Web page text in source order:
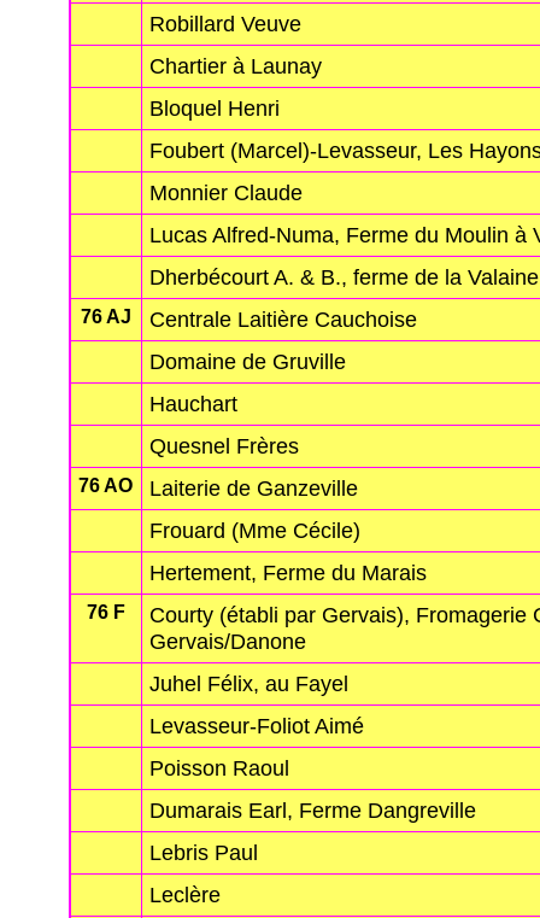
Robillard Veuve
Chartier à Launay
Bloquel Henri
Foubert (Marcel)-Levasseur, Les
Monnier Claude
Lucas Alfred-Numa, Ferme du Moulin à
Dherbécourt A. & B., ferme de la Valaine
76 AJ
Centrale Laitière Cauchoise
Domaine de Gruville
Hauchart
Quesnel Frères
76 AO
Laiterie de Ganzeville
Frouard (Mme Cécile)
Hertement, Ferme du Marais
76 F
Courty (établi par Gervais), Fromagerie
Gervais/Danone
Juhel Félix, au Fayel
Levasseur-Foliot Aimé
Poisson Raoul
Dumarais Earl, Ferme Dangreville
Lebris Paul
Leclère